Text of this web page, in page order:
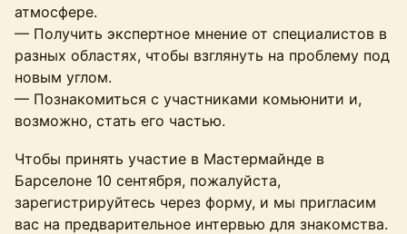
атмосфере.
— Получить экспертное мнение от специалистов в
разных областях, чтобы взглянуть на проблему под
новым углом.
— Познакомиться с участниками комьюнити и,
возможно, стать его частью.
Чтобы принять участие в Мастермайнде в
Барселоне 10 сентября, пожалуйста,
зарегистрируйтесь через форму, и мы пригласим
вас на предварительное интервью для знакомства.